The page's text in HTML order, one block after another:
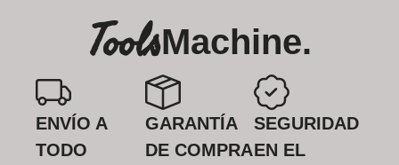
ToolsMachine.
ENVÍO A
TODO
GARANTÍA
DE COMPRA
SEGURIDAD
EN EL